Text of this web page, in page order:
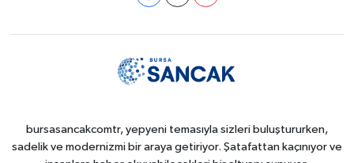
bursasancakcomtr, yepyeni temasıyla sizleri buluştururken,
sadelik ve modernizmi bir araya getiriyor. Şatafattan kaçınıyor ve